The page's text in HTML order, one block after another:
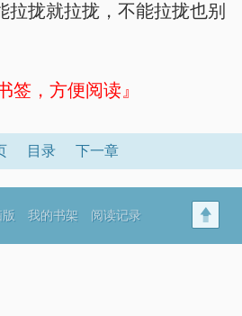
拉拢就拉拢，不能拉拢也别
签，方便阅读』
目录 下一章
版 我的书架 阅读记录